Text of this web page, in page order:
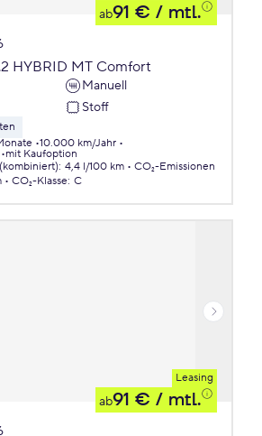
ab91 € / mtl.
HYBRID MT Comfort
Manuell
Stoff
10.000 km/Jahr
mit Kaufoption
: 4,4 l/100 km
CO₂-Emissionen
CO₂-Klasse: C
Leasing
ab91 € / mtl.